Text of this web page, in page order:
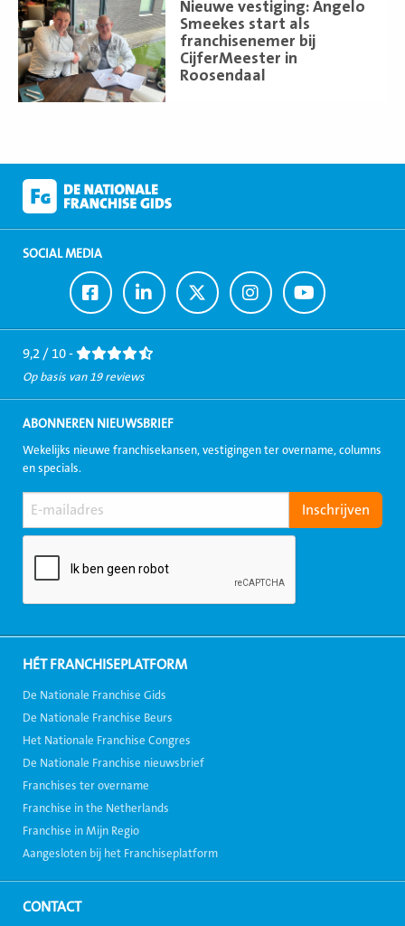
Nieuwe vestiging: Angelo
Smeekes start als
franchisenemer bij
CijferMeester in
Roosendaal
meer
SOCIAL MEDIA
Ga
naar
Facebook
Ga
naar
LinkedIn
Ga
naar
Twitter
Ga
naar
Instagram
Ga
naar
Youtube
9,2 / 10 -
Op basis van 19 reviews
ABONNEREN NIEUWSBRIEF
Wekelijks nieuwe franchisekansen, vestigingen ter overname, columns
en specials.
HÉT FRANCHISEPLATFORM
De Nationale Franchise Gids
De Nationale Franchise Beurs
Het Nationale Franchise Congres
De Nationale Franchise nieuwsbrief
Franchises ter overname
Franchise in the Netherlands
Franchise in Mijn Regio
Aangesloten bij het Franchiseplatform
CONTACT